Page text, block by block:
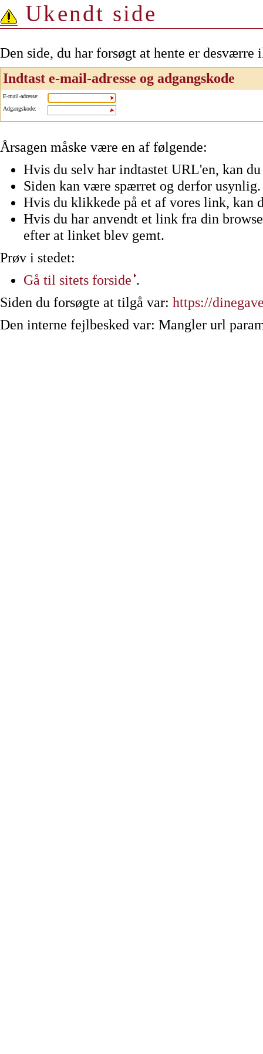
Ukendt side
Den side, du har forsøgt at hente er
Indtast e-mail-adresse og adgangskode
E-mail-adresse:
Adgangskode:
Årsagen måske være en af følgende:
Hvis du selv har indtastet URL'en, kan
Siden kan være spærret og derfor usynlig.
Hvis du klikkede på et af vores link, kan
Hvis du har anvendt et link fra din
efter at linket blev gemt.
Prøv i stedet:
Gå til sitets forside .
Siden du forsøgte at tilgå var: https://
Den interne fejlbesked var: Mangler url